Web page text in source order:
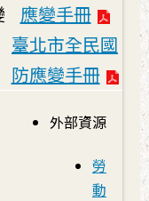
應變手冊
臺北市全民國
防應變手冊
外部資源
勞
動